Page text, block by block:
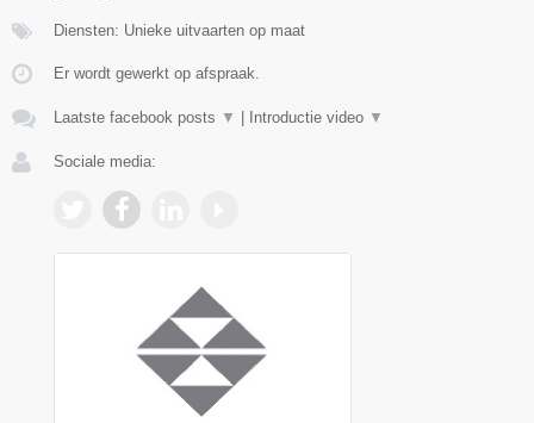
Diensten: Unieke uitvaarten op maat
Er wordt gewerkt op afspraak.
Laatste facebook posts ▼ | Introductie video ▼
Sociale media: